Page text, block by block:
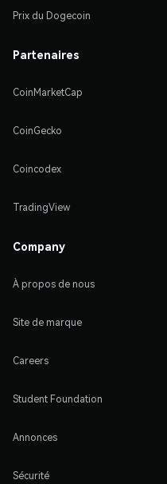
Prix du Dogecoin
Partenaires
CoinMarketCap
CoinGecko
Coincodex
TradingView
Company
À propos de nous
Site de marque
Careers
Student Foundation
Annonces
Sécurité